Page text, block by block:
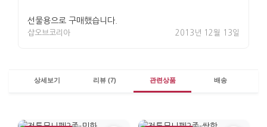
선물용으로 구매했습니다.
샵오브코리아 2013년 12월 13일
상세보기 리뷰 (7) 관련상품 배송